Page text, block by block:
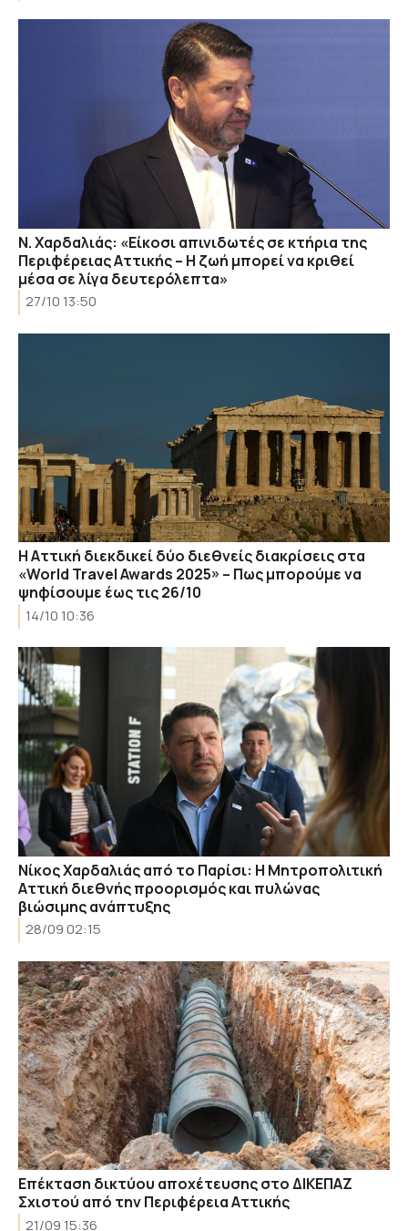
Ν. Χαρδαλιάς: «Είκοσι απινιδωτές σε κτήρια της
Περιφέρειας Αττικής – Η ζωή μπορεί να κριθεί
μέσα σε λίγα δευτερόλεπτα»
27/10 13:50
Η Αττική διεκδικεί δύο διεθνείς διακρίσεις στα
«World Travel Awards 2025» – Πως μπορούμε να
ψηφίσουμε έως τις 26/10
14/10 10:36
Νίκος Χαρδαλιάς από το Παρίσι: Η Μητροπολιτική
Αττική διεθνής προορισμός και πυλώνας
βιώσιμης ανάπτυξης
28/09 02:15
Επέκταση δικτύου αποχέτευσης στο ΔΙΚΕΠΑΖ
Σχιστού από την Περιφέρεια Αττικής
21/09 15:36